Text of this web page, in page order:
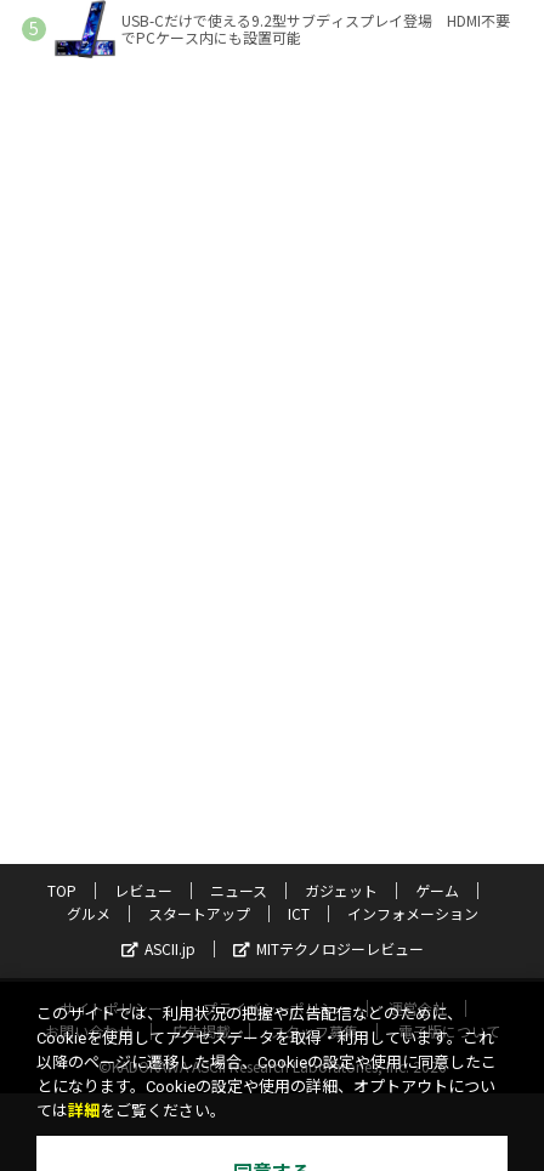
USB-Cだけで使える9.2型サブディスプレイ登場 HDMI不要
でPCケース内にも設置可能
TOP レビュー ニュース ガジェット
ゲーム
グルメ
スタートアップ ICT
インフォメーション
ASCII.jp
MITテクノロジーレビュー
サイトポリシー プライバシーポリシー
運営会社
お問い合わせ
広告掲載 スタッフ募集
電子版について
©KADOKAWA ASCII Research Laboratories, Inc. 2026
このサイトでは、利用状況の把握や広告配信などのために、
Cookieを使用してアクセスデータを取得・利用しています。これ
以降のページに遷移した場合、Cookieの設定や使用に同意したこ
とになります。Cookieの設定や使用の詳細、オプトアウトについ
ては詳細 をご覧ください。